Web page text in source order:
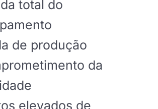
total do
de produção
da
elevados de